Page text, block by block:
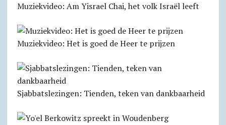
Muziekvideo: Am Yisrael Chai, het volk Israël leeft
Muziekvideo: Het is goed de Heer te prijzen
Sjabbats­lezingen: Tienden, teken van dankbaarheid